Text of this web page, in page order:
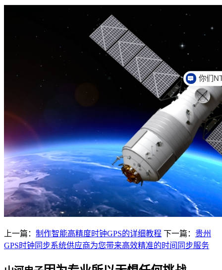
上一篇： 制作智能高精度时钟GPS的详细教程 下一篇： 贵州
GPS时钟同步系统供应商为您带来高效精准的时间同步服务